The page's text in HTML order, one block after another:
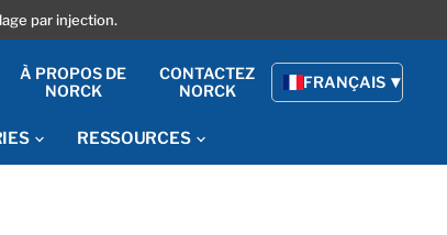
par injection.
À PROPOS DE
NORCK
CONTACTEZ
NORCK
FRANÇAIS
RESSOURCES